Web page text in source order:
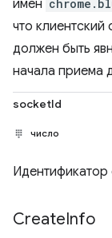
имен
что клиентский
должен быть
начала приема
socketId
число
Идентификатор
CreateInfo